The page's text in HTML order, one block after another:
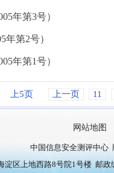
年第3号）
第2号）
年第1号）
上5页 上一页 11
网站地图
中国信息安全测评中心
淀区上地西路8号院1号楼 邮